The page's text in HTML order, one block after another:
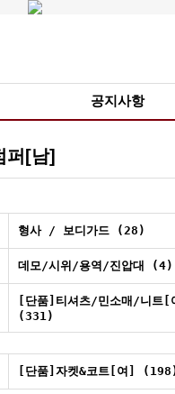
공지사항
퍼[남]
형사 / 보디가드 (28)
데모/시위/용역/진압대 (4)
[단품]티셔츠/민소매/니트[
(331)
[단품]자켓&코트[여]